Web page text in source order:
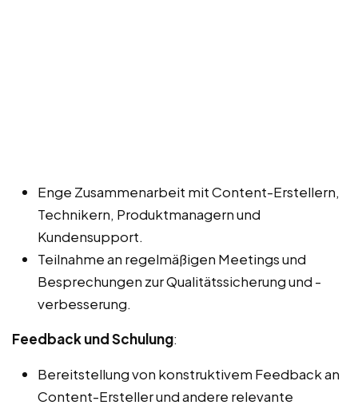
Enge Zusammenarbeit mit Content-Erstellern,
Technikern, Produktmanagern und
Kundensupport.
Teilnahme an regelmäßigen Meetings und
Besprechungen zur Qualitätssicherung und -
verbesserung.
Feedback und Schulung:
Bereitstellung von konstruktivem Feedback an
Content-Ersteller und andere relevante